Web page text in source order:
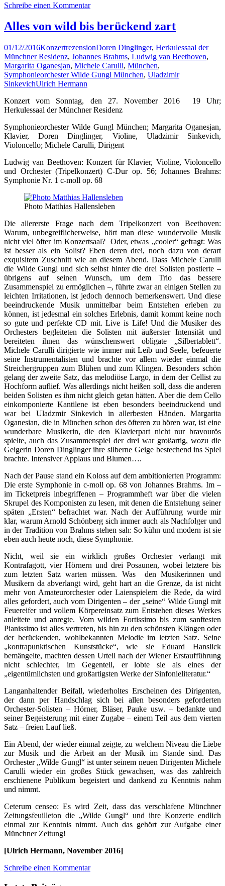
Schreibe einen Kommentar
Alles von wild bis berückend zart
01/12/2016KonzertrezensionDoren Dinglinger, Herkulessaal der
Münchner Residenz, Johannes Brahms, Ludwig van Beethoven,
Margarita Oganesjan, Michele Carulli, München,
Symphonieorchester Wilde Gungl München, Uladzimir
SinkevichUlrich Hermann
Konzert vom Sonntag, den 27. November 2016 19 Uhr;
Herkulessaal der Münchner Residenz
Symphonieorchester Wilde Gungl München; Margarita Oganesjan,
Klavier, Doren Dinglinger, Violine, Uladzimir Sinkevich,
Violoncello; Michele Carulli, Dirigent
Ludwig van Beethoven: Konzert für Klavier, Violine, Violoncello
und Orchester (Tripelkonzert) C-Dur op. 56; Johannes Brahms:
Symphonie Nr. 1 c-moll op. 68
Photo Matthias Hallensleben
Die allererste Frage nach dem Tripelkonzert von Beethoven:
Warum, unbegreiflicherweise, hört man diese wundervolle Musik
nicht viel öfter im Konzertsaal? Oder, etwas „cooler“ gefragt: Was
ist besser als ein Solist? Eben deren drei, noch dazu von derart
exquisitem Zuschnitt wie an diesem Abend. Dass Michele Carulli
die Wilde Gungl und sich selbst hinter die drei Solisten postierte –
übrigens auf seinen Wunsch, um dem Trio das bessere
Zusammenspiel zu ermöglichen –, führte zwar an einigen Stellen zu
leichten Irritationen, ist jedoch dennoch bemerkenswert. Und diese
beeindruckende Musik unmittelbar beim Entstehen erleben zu
können, ist jedesmal ein solches Erlebnis, damit kommt keine noch
so gute und perfekte CD mit. Live is Life! Und die Musiker des
Orchesters begleiteten die Solisten mit äußerster Intensität und
bereiteten ihnen das wünschenswert obligate „Silbertablett“.
Michele Carulli dirigierte wie immer mit Leib und Seele, befeuerte
seine Instrumentalisten und brachte vor allem wieder einmal die
Streichergruppen zum Blühen und zum Klingen. Besonders schön
gelang der zweite Satz, das melodiöse Largo, in dem der Cellist zu
Hochform auflief. Was allerdings nicht heißen soll, dass die anderen
beiden Solisten es ihm nicht gleich getan hätten. Aber die dem Cello
einkomponierte Kantilene ist eben besonders beeindruckend und
war bei Uladzmir Sinkevich in allerbesten Händen. Margarita
Oganesian, die in München schon des öfteren zu hören war, ist eine
wunderbare Musikerin, die den Klavierpart nicht nur bravourös
spielte, auch das Zusammenspiel der drei war großartig, wozu die
Geigerin Doren Dinglinger ihre silberne Geige bestechend ins Spiel
brachte. Intensiver Applaus und Blumen….
Nach der Pause stand ein Koloss auf dem ambitionierten Programm:
Die erste Symphonie in c-moll op. 68 von Johannes Brahms. Im –
im Ticketpreis inbegriffenen – Programmheft war über die vielen
Skrupel des Komponisten zu lesen, mit denen die Entstehung seiner
späten „Ersten“ befrachtet war. Nach der Aufführung wurde mir
klar, warum Arnold Schönberg sich immer auch als Nachfolger und
in der Tradition von Brahms stehen sah: So kühn und modern ist sie
eben auch heute noch, diese Symphonie.
Nicht, weil sie ein wirklich großes Orchester verlangt mit
Kontrafagott, vier Hörnern und drei Posaunen, wobei letztere bis
zum letzten Satz warten müssen. Was den Musikerinnen und
Musikern da abverlangt wird, geht hart an die Grenze, da ist nicht
mehr von Amateurorchester oder Laienspielern die Rede, da wird
alles gefordert, auch vom Dirigenten – der „seine“ Wilde Gungl mit
Feuereifer und vollem Körpereinsatz zum Entstehen dieses Werkes
anleitete und anregte. Vom wilden Fortissimo bis zum sanftesten
Pianissimo ist alles vertreten, bis hin zu den schönsten Klängen oder
der berückenden, wohlbekannten Melodie im letzten Satz. Seine
„kontrapunktischen Kunststücke“, wie sie Eduard Hanslick
bemängelte, machten dessen Urteil nach der Wiener Erstaufführung
nicht schlechter, im Gegenteil, er lobte sie als eines der
„eigentümlichsten und großartigsten Werke der Sinfonieliteratur.“
Langanhaltender Beifall, wiederholtes Erscheinen des Dirigenten,
der dann per Handschlag sich bei allen besonders geforderten
Orchester-Solisten – Hörner, Bläser, Pauke usw. – bedankte und
seiner Begeisterung mit einer Zugabe – einem Teil aus dem vierten
Satz – freien Lauf ließ.
Ein Abend, der wieder einmal zeigte, zu welchem Niveau die Liebe
zur Musik und die Arbeit an der Musik im Stande sind. Das
Orchester „Wilde Gungl“ ist unter seinem neuen Dirigenten Michele
Carulli wieder ein großes Stück gewachsen, was das zahlreich
erschienene Publikum begeistert und dankend zu Kenntnis nahm
und nimmt.
Ceterum censeo: Es wird Zeit, dass das verschlafene Münchner
Zeitungsfeuilleton die „Wilde Gungl“ und ihre Konzerte endlich
einmal zur Kenntnis nimmt. Auch das gehört zur Aufgabe einer
Münchner Zeitung!
[Ulrich Hermann, November 2016]
Schreibe einen Kommentar